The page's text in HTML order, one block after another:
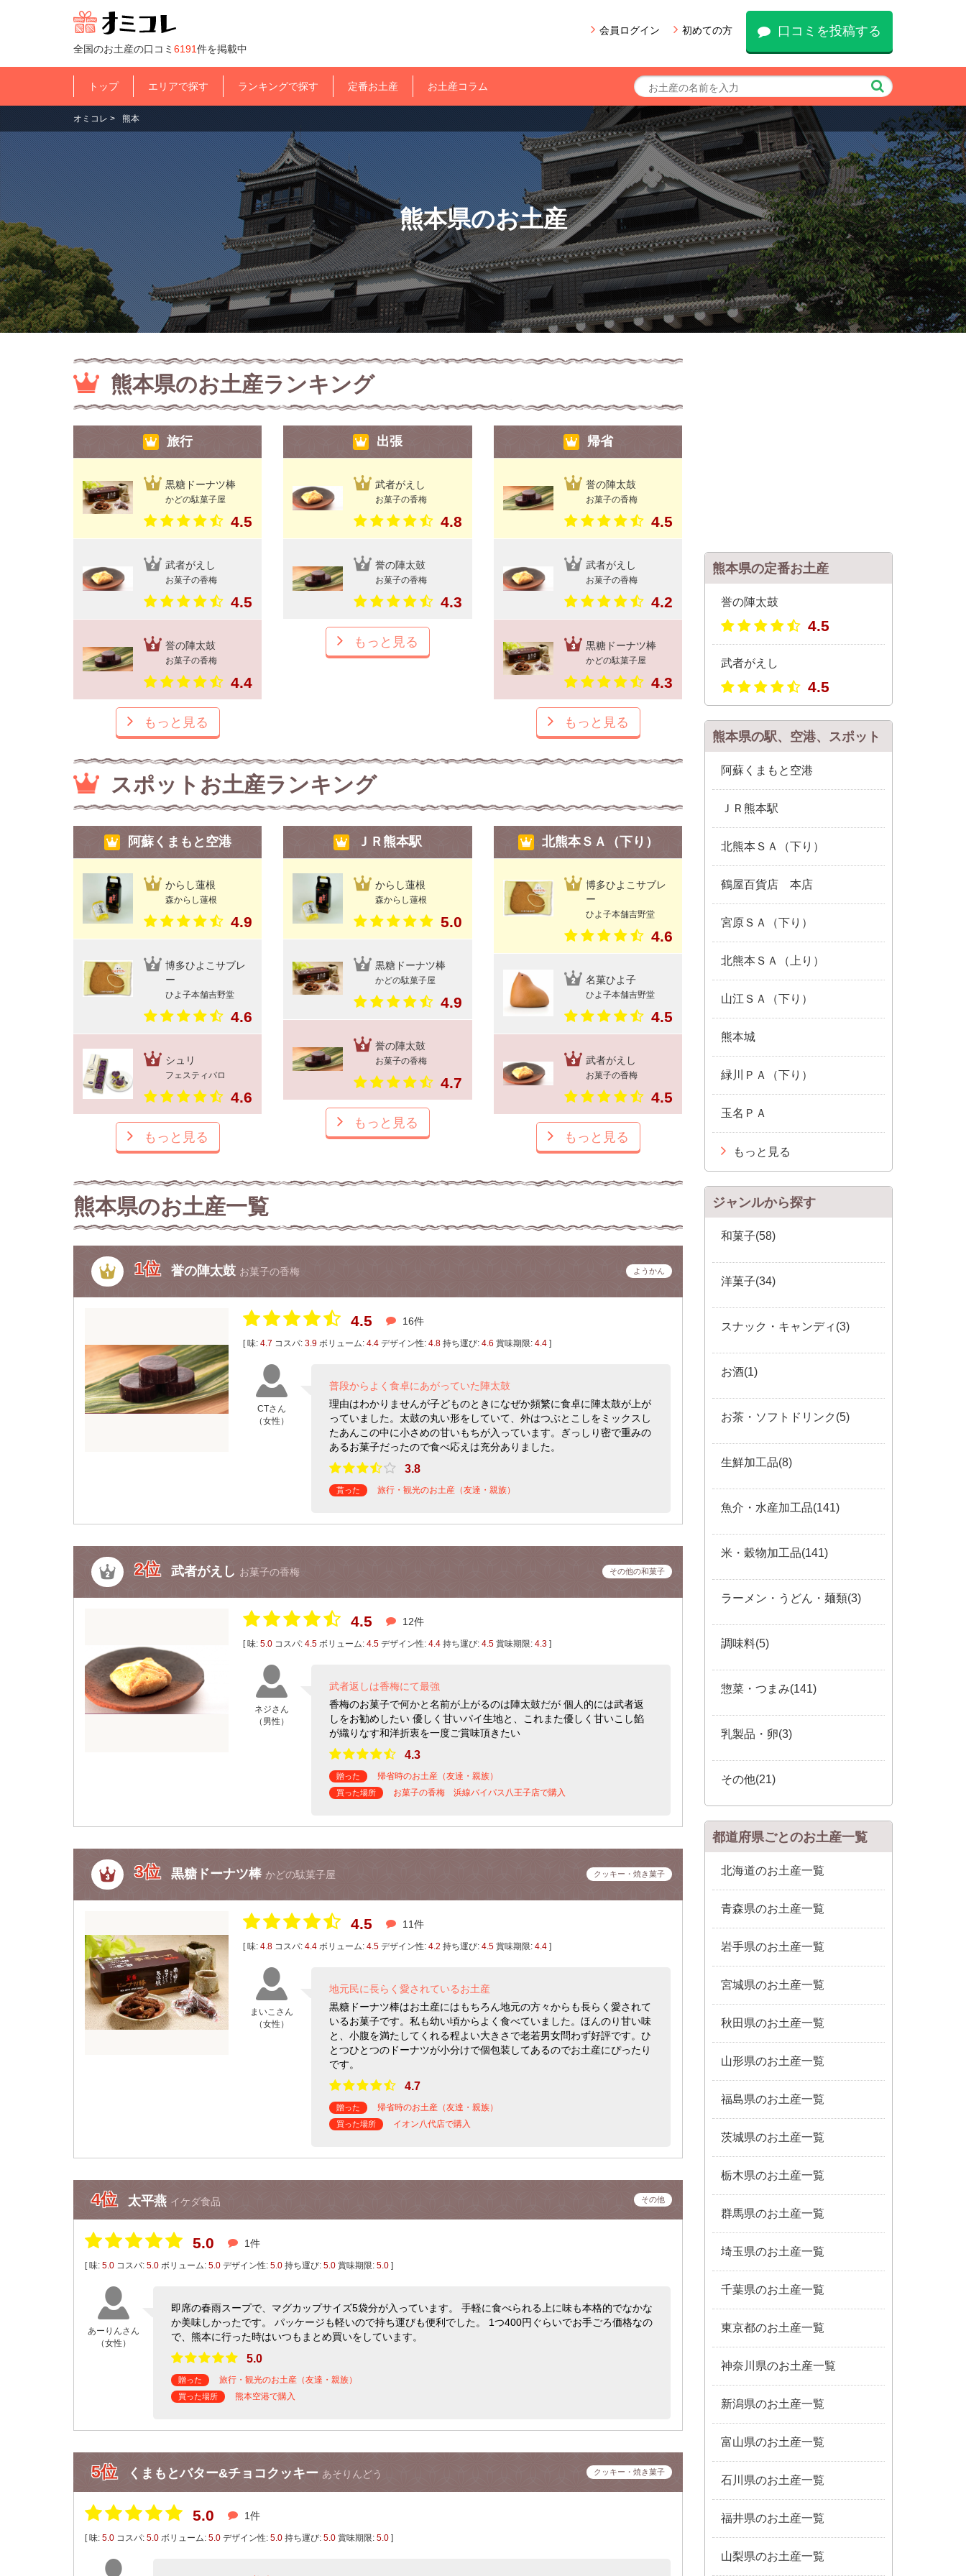
全国のお土産の口コミ 6191件を掲載中
会員ログイン 初めての方 口コミを投稿する
トップ エリアで探す ランキングで探す 定番お土産 お土産コラム
オミコレ > 熊本
熊本県のお土産
熊本県のお土産ランキング
旅行
黒糖ドーナツ棒
かどの駄菓子屋
4.5
武者がえし
お菓子の香梅
4.5
誉の陣太鼓
お菓子の香梅
4.4
もっと見る
出張
武者がえし
お菓子の香梅
4.8
誉の陣太鼓
お菓子の香梅
4.3
もっと見る
帰省
誉の陣太鼓
お菓子の香梅
4.5
武者がえし
お菓子の香梅
4.2
黒糖ドーナツ棒
かどの駄菓子屋
4.3
もっと見る
スポットお土産ランキング
阿蘇くまもと空港
からし蓮根
森からし蓮根
4.9
博多ひよこサブレ
ー
ひよ子本舗吉野堂
4.6
シュリ
フェスティバロ
4.6
もっと見る
ＪＲ熊本駅
からし蓮根
森からし蓮根
5.0
黒糖ドーナツ棒
かどの駄菓子屋
4.9
誉の陣太鼓
お菓子の香梅
4.7
もっと見る
北熊本ＳＡ（下り）
博多ひよこサブレ
ー
ひよ子本舗吉野堂
4.6
名菓ひよ子
ひよ子本舗吉野堂
4.5
武者がえし
お菓子の香梅
4.5
もっと見る
熊本県のお土産一覧
1位 誉の陣太鼓 お菓子の香梅 ようかん
4.5 16件
[ 味: 4.7 コスパ: 3.9 ボリューム: 4.4 デザイン性: 4.8 持ち運び: 4.6 賞味期限: 4.4 ]
CTさん
（女性）
普段からよく食卓にあがっていた陣太鼓
理由はわかりませんが子どものときになぜか頻繁に食卓に陣太鼓が上が
っていました。太鼓の丸い形をしていて、外はつぶとこしをミックスし
たあんこの中に小さめの甘いもちが入っています。ぎっしり密で重みの
あるお菓子だったので食べ応えは充分ありました。
3.8
貰った 旅行・観光のお土産（友達・親族）
2位 武者がえし お菓子の香梅 その他の和菓子
4.5 12件
[ 味: 5.0 コスパ: 4.5 ボリューム: 4.5 デザイン性: 4.4 持ち運び: 4.5 賞味期限: 4.3 ]
ネジさん
（男性）
武者返しは香梅にて最強
香梅のお菓子で何かと名前が上がるのは陣太鼓だが 個人的には武者返
しをお勧めしたい 優しく甘いパイ生地と、これまた優しく甘いこし餡
が織りなす和洋折衷を一度ご賞味頂きたい
4.3
贈った 帰省時のお土産（友達・親族）
買った場所 お菓子の香梅 浜線バイパス八王子店で購入
3位 黒糖ドーナツ棒 かどの駄菓子屋 クッキー・焼き菓子
4.5 11件
[ 味: 4.8 コスパ: 4.4 ボリューム: 4.5 デザイン性: 4.2 持ち運び: 4.5 賞味期限: 4.4 ]
まいこさん
（女性）
地元民に長らく愛されているお土産
黒糖ドーナツ棒はお土産にはもちろん地元の方々からも長らく愛されて
いるお菓子です。私も幼い頃からよく食べていました。ほんのり甘い味
と、小腹を満たしてくれる程よい大きさで老若男女問わず好評です。ひ
とつひとつのドーナツが小分けで個包装してあるのでお土産にぴったり
です。
4.7
贈った 帰省時のお土産（友達・親族）
買った場所 イオン八代店で購入
4位 太平燕 イケダ食品 その他
5.0 1件
[ 味: 5.0 コスパ: 5.0 ボリューム: 5.0 デザイン性: 5.0 持ち運び: 5.0 賞味期限: 5.0 ]
あーりんさん
（女性）
即席の春雨スープで、マグカップサイズ5袋分が入っています。 手軽に食べられる上に味も本格的でなかな
か美味しかったです。 パッケージも軽いので持ち運びも便利でした。 1つ400円ぐらいでお手ごろ価格なの
で、熊本に行った時はいつもまとめ買いをしています。
5.0
贈った 旅行・観光のお土産（友達・親族）
買った場所 熊本空港で購入
5位 くまもとバター&チョコクッキー あそりんどう クッキー・焼き菓子
5.0 1件
[ 味: 5.0 コスパ: 5.0 ボリューム: 5.0 デザイン性: 5.0 持ち運び: 5.0 賞味期限: 5.0 ]
熊本県の定番お土産
誉の陣太鼓
4.5
武者がえし
4.5
熊本県の駅、空港、スポット
阿蘇くまもと空港
ＪＲ熊本駅
北熊本ＳＡ（下り）
鶴屋百貨店 本店
宮原ＳＡ（下り）
北熊本ＳＡ（上り）
山江ＳＡ（下り）
熊本城
緑川ＰＡ（下り）
玉名ＰＡ
もっと見る
ジャンルから探す
和菓子(58)
洋菓子(34)
スナック・キャンディ(3)
お酒(1)
お茶・ソフトドリンク(5)
生鮮加工品(8)
魚介・水産加工品(141)
米・穀物加工品(141)
ラーメン・うどん・麺類(3)
調味料(5)
惣菜・つまみ(141)
乳製品・卵(3)
その他(21)
都道府県ごとのお土産一覧
北海道のお土産一覧
青森県のお土産一覧
岩手県のお土産一覧
宮城県のお土産一覧
秋田県のお土産一覧
山形県のお土産一覧
福島県のお土産一覧
茨城県のお土産一覧
栃木県のお土産一覧
群馬県のお土産一覧
埼玉県のお土産一覧
千葉県のお土産一覧
東京都のお土産一覧
神奈川県のお土産一覧
新潟県のお土産一覧
富山県のお土産一覧
石川県のお土産一覧
福井県のお土産一覧
山梨県のお土産一覧